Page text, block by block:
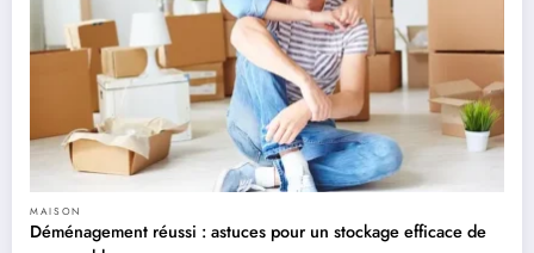
MAISON
Déménagement réussi : astuces pour un stockage efficace de